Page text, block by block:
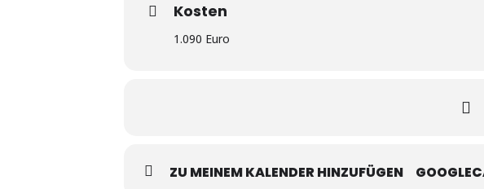
Kosten
1.090 Euro
ZU MEINEM KALENDER HINZUFÜGEN